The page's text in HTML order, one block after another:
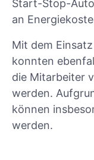
Start-Stop-
an
Mit dem
konnten
die Mitarbeiter
werden.
können
werden.